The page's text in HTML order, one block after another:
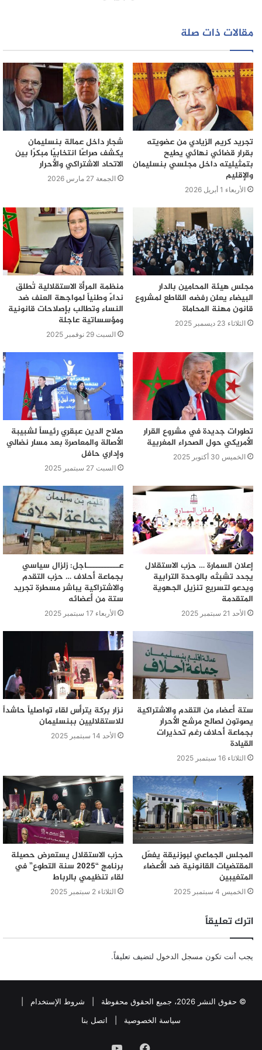
و رغم المجهود الجبار الذي يبذله قضاة محكمة النقض لتصفية
التوازن، حيث استطاع رؤساء الغرف والمستشارين إصدار
قرارات في حوالي 47 ألف ملف، غير أن المحكوم كان أقل
من المسجل بحوالي خمسة آلاف قضية وهي نسبة يصعب
تداركها، ولو عن طريق إضافة مستشارين جدد، وذلك لأن
اكتساب مهارات قاضي النقض يتطلب وقتا طويلاً من
الممارسة الفعلية بهذه المحكمة، فضلاً على أن البت فيها
يتطلب إضافة 20 مستشاراً جديداً، باعتبار أن معدل إنتاج كل
مستشار يقارب 250 ملفاً في السنة.
مقالات ذات صلة
تجريد كريم الزيادي من عضويته
بقرار قضائي نهائي يطيح
بتمثيليته داخل مجلسي بنسليمان
والإقليم
الأربعاء 1 أبريل 2026
شجار داخل عمالة بنسليمان
يكشف صراعًا انتخابيًا مبكرًا بين
الاتحاد الاشتراكي والأحرار
الجمعة 27 مارس 2026
مجلس هيئة المحامين بالدار
البيضاء يعلن رفضه القاطع لمشروع
قانون مهنة المحاماة
الثلاثاء 23 ديسمبر 2025
منظمة المرأة الاستقلالية تُطلق
نداءً وطنياً لمواجهة العنف ضد
النساء وتطالب بإصلاحات قانونية
ومؤسساتية عاجلة
السبت 29 نوفمبر 2025
تطورات جديدة في مشروع القرار
الأمريكي حول الصحراء المغربية
الخميس 30 أكتوبر 2025
صلاح الدين عبقري رئيساً لشبيبة
الأصالة والمعاصرة بعد مسار نضالي
وإداري حافل
السبت 27 سبتمبر 2025
إعلان السمارة … حزب الاستقلال
يجدد تشبثه بالوحدة الترابية
ويدعو لتسريع تنزيل الجهوية
المتقدمة
الأحد 21 سبتمبر 2025
عـــــــــــاجل: زلزال سياسي
بجماعة أحلاف … حزب التقدم
والاشتراكية يباشر مسطرة تجريد
ستة من أعضائه
الأربعاء 17 سبتمبر 2025
ستة أعضاء من التقدم والاشتراكية
يصوتون لصالح مرشح الأحرار
بجماعة أحلاف رغم تحذيرات
القيادة
الثلاثاء 16 سبتمبر 2025
نزار بركة يترأس لقاء تواصلياً حاشداً
للاستقلاليين ببنسليمان
الأحد 14 سبتمبر 2025
المجلس الجماعي لبوزنيقة يفعّل
المقتضيات القانونية ضد الأعضاء
المتغيبين
الخميس 4 سبتمبر 2025
حزب الاستقلال يستعرض حصيلة
برنامج “2025 سنة التطوع” في
لقاء تنظيمي بالرباط
الثلاثاء 2 سبتمبر 2025
اترك تعليقاً
يجب أنت تكون مسجل الدخول لتضيف تعليقاً.
© حقوق النشر 2026، جميع الحقوق محفوظة | شروط الإستخدام
سياسة الخصوصية
اتصل بنا